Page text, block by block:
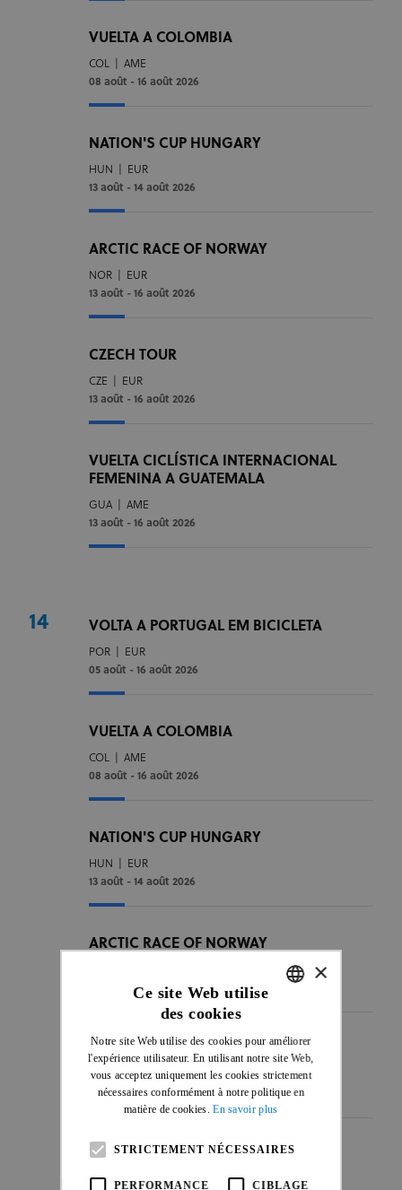
VUELTA A COLOMBIA
COL |AME
08 août - 16 août 2026
NATION'S CUP HUNGARY
HUN
EUR
13 août - 14 août 2026
ARCTIC RACE OF NORWAY
NOR
EUR
13 août - 16 août 2026
CZECH TOUR
CZE
EUR
13 août - 16 août 2026
VUELTA CICLÍSTICA INTERNACIONAL
FEMENINA A GUATEMALA
GUA |AME
13 août - 16 août 2026
14 VOLTA A PORTUGAL EM BICICLETA
POR
EUR
05 août - 16 août 2026
VUELTA A COLOMBIA
COL |AME
08 août - 16 août 2026
NATION'S CUP HUNGARY
HUN
EUR
13 août - 14 août 2026
ARCTIC RACE OF NORWAY
13 août - 16 août 2026
CZECH TOUR
CZE|EUR
13 août - 16 août 2026
VUELTA CICLÍSTICA INTERNACIONAL
FEMENINA A GUATEMALA
FRENCH
×
Ce site Web utilise
des cookies
Notre site Web utilise des cookies pour améliorer
l'expérience utilisateur. En utilisant notre site Web,
vous acceptez uniquement les cookies strictement
nécessaires conformément à notre politique en
matière de cookies. En savoir plus
STRICTEMENT NÉCESSAIRES
PERFORMANCE CIBLAGE